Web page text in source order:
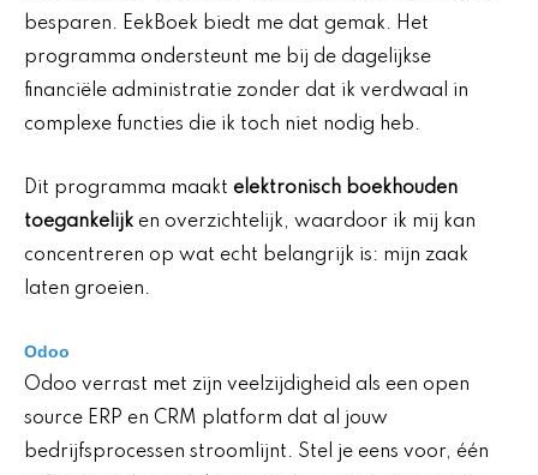
besparen. EekBoek biedt me dat gemak. Het
programma ondersteunt me bij de dagelijkse
financiële administratie zonder dat ik verdwaal in
complexe functies die ik toch niet nodig heb.
Dit programma maakt elektronisch boekhouden
toegankelijk en overzichtelijk, waardoor ik mij kan
concentreren op wat echt belangrijk is: mijn zaak
laten groeien.
Odoo
Odoo verrast met zijn veelzijdigheid als een open
source ERP en CRM platform dat al jouw
bedrijfsprocessen stroomlijnt. Stel je eens voor, één